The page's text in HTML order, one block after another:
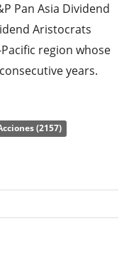
Pan Asia Dividend
Aristocrats
region whose
years.
Asia Dividend
ETF que sigue el
El ETF replica
completa). Los
(2157)